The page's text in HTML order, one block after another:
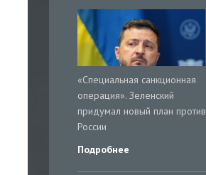
«Специальная санкционная
операция». Зеленский
придумал новый план против
России
Подробнее